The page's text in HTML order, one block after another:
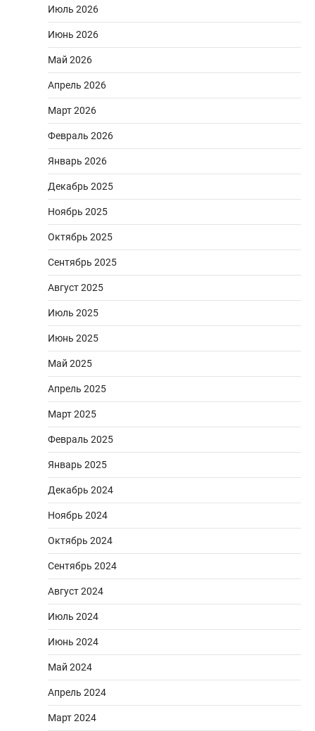
Июль 2026
Июнь 2026
Май 2026
Апрель 2026
Март 2026
Февраль 2026
Январь 2026
Декабрь 2025
Ноябрь 2025
Октябрь 2025
Сентябрь 2025
Август 2025
Июль 2025
Июнь 2025
Май 2025
Апрель 2025
Март 2025
Февраль 2025
Январь 2025
Декабрь 2024
Ноябрь 2024
Октябрь 2024
Сентябрь 2024
Август 2024
Июль 2024
Июнь 2024
Май 2024
Апрель 2024
Март 2024